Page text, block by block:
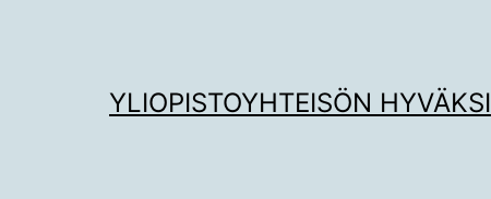
YLIOPISTOYHTEISÖN HYVÄKSI